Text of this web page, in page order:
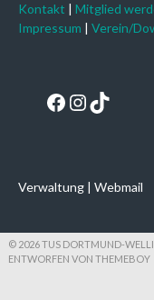
Kontakt Mitglied
Impressum
Verein/
Facebook
Instagram
TikTok
Verwaltung Webmail
© 2026 TUS DORTMUND-
ENTWORFEN VON THEMEBOY